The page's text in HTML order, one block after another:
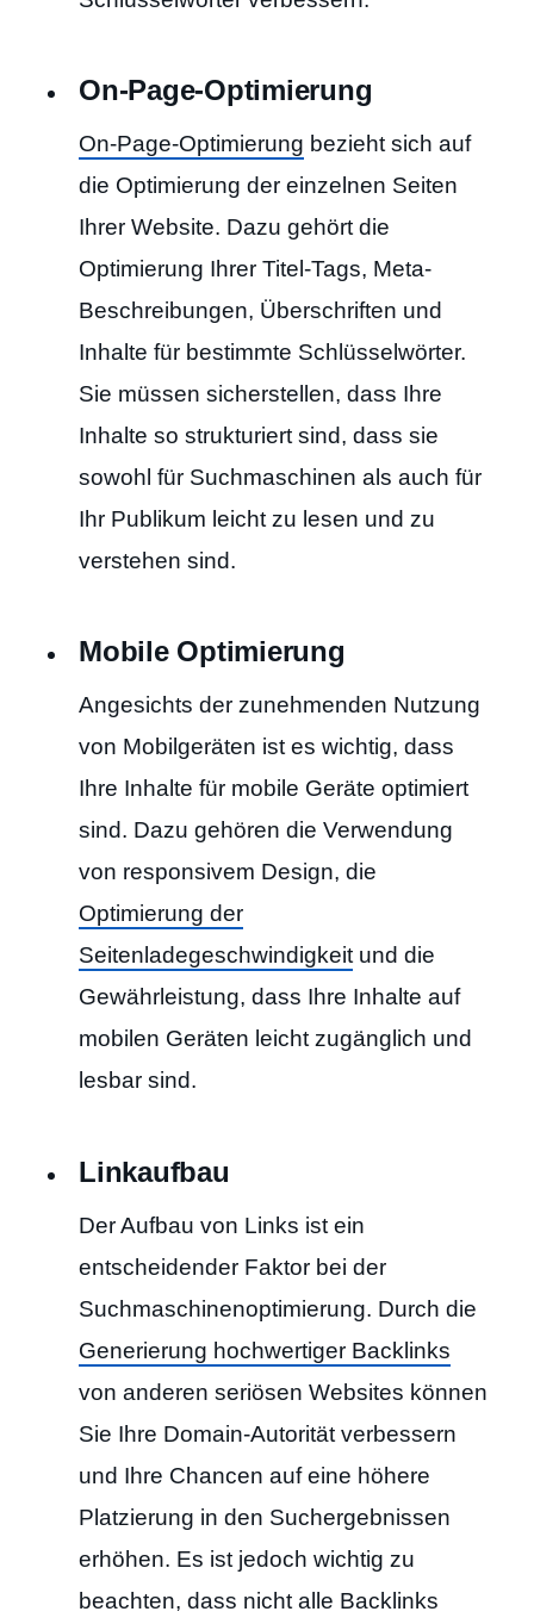
On-Page-Optimierung
On-Page-Optimierung bezieht sich auf
die Optimierung der einzelnen Seiten
Ihrer Website. Dazu gehört die
Optimierung Ihrer Titel-Tags, Meta-
Beschreibungen, Überschriften und
Inhalte für bestimmte Schlüsselwörter.
Sie müssen sicherstellen, dass Ihre
Inhalte so strukturiert sind, dass sie
sowohl für Suchmaschinen als auch für
Ihr Publikum leicht zu lesen und zu
verstehen sind.
Mobile Optimierung
Angesichts der zunehmenden Nutzung
von Mobilgeräten ist es wichtig, dass
Ihre Inhalte für mobile Geräte optimiert
sind. Dazu gehören die Verwendung
von responsivem Design, die
Optimierung der
Seitenladegeschwindigkeitund die
Gewährleistung, dass Ihre Inhalte auf
mobilen Geräten leicht zugänglich und
lesbar sind.
Linkaufbau
Der Aufbau von Links ist ein
entscheidender Faktor bei der
Suchmaschinenoptimierung. Durch die
Generierung hochwertiger Backlinks
von anderen seriösen Websites können
Sie Ihre Domain-Autorität verbessern
und Ihre Chancen auf eine höhere
Platzierung in den Suchergebnissen
erhöhen. Es ist jedoch wichtig zu
beachten, dass nicht alle Backlinks